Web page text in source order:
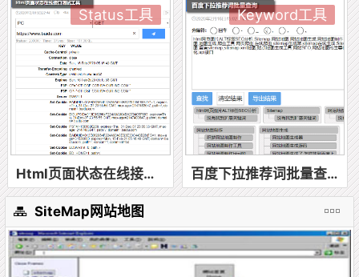
Status工具
Html页面状态在线接口测试工具
Keyword工具
百度下拉推荐词批量查询
SiteMap网站地图